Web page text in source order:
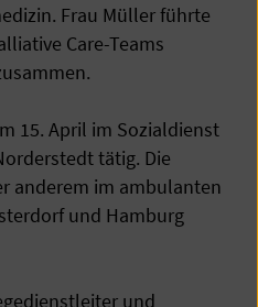
Frau Müller führte
Care-Teams
15. April im Sozialdienst
tätig. Die
anderem im ambulanten
und Hamburg
und